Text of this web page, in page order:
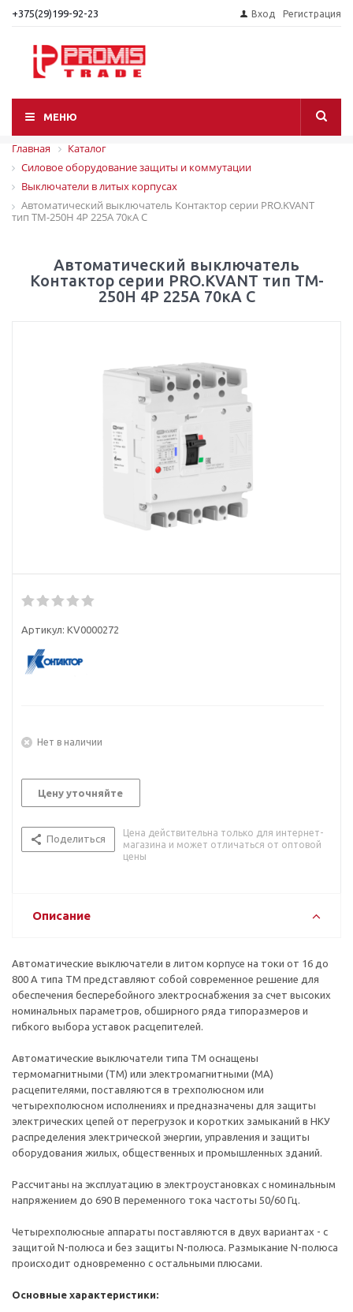
+375(29)199-92-23 Вход Регистрация
МЕНЮ
Главная
Каталог
Силовое оборудование защиты и коммутации
Выключатели в литых корпусах
Автоматический выключатель Контактор серии PRO.KVANT
тип TM-250H 4P 225А 70кА C
Автоматический выключатель
Контактор серии PRO.KVANT тип TM-
250H 4P 225А 70кА C
Артикул: KV0000272
Нет в наличии
Цену уточняйте
Поделиться
Цена действительна только для интернет-
магазина и может отличаться от оптовой
цены
Описание
Автоматические выключатели в литом корпусе на токи от 16 до
800 А типа ТМ представляют собой современное решение для
обеспечения бесперебойного электроснабжения за счет высоких
номинальных параметров, обширного ряда типоразмеров и
гибкого выбора уставок расцепителей.
Автоматические выключатели типа ТМ оснащены
термомагнитными (TM) или электромагнитными (MA)
расцепителями, поставляются в трехполюсном или
четырехполюсном исполнениях и предназначены для защиты
электрических цепей от перегрузок и коротких замыканий в НКУ
распределения электрической энергии, управления и защиты
оборудования жилых, общественных и промышленных зданий.
Рассчитаны на эксплуатацию в электроустановках с номинальным
напряжением до 690 В переменного тока частоты 50/60 Гц.
Четырехполюсные аппараты поставляются в двух вариантах - с
защитой N-полюса и без защиты N-полюса. Размыкание N-полюса
происходит одновременно с остальными плюсами.
Основные характеристики: